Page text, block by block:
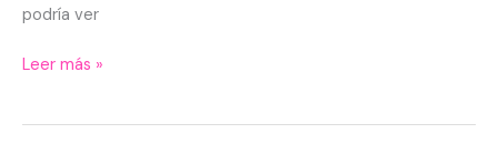
podría ver
Leer más »